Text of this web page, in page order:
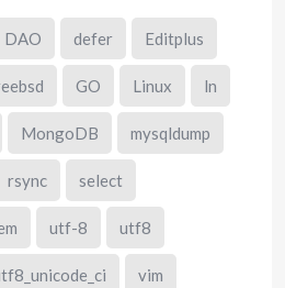
DAO defer Editplus
GO Linux ln
MongoDB mysqldump
rsync select
utf-8 utf8
vim